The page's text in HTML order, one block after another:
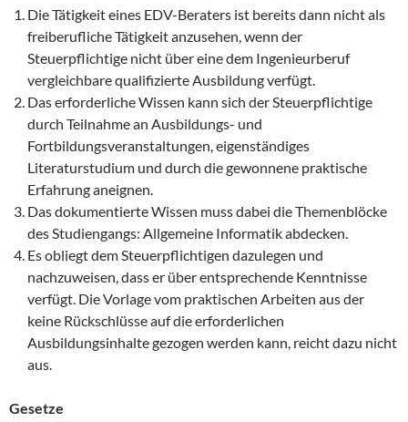
Die Tätigkeit eines EDV-Beraters ist bereits dann nicht als
freiberufliche Tätigkeit anzusehen, wenn der
Steuerpflichtige nicht über eine dem Ingenieurberuf
vergleichbare qualifizierte Ausbildung verfügt.
Das erforderliche Wissen kann sich der Steuerpflichtige
durch Teilnahme an Ausbildungs- und
Fortbildungsveranstaltungen, eigenständiges
Literaturstudium und durch die gewonnene praktische
Erfahrung aneignen.
Das dokumentierte Wissen muss dabei die Themenblöcke
des Studiengangs: Allgemeine Informatik abdecken.
Es obliegt dem Steuerpflichtigen dazulegen und
nachzuweisen, dass er über entsprechende Kenntnisse
verfügt. Die Vorlage vom praktischen Arbeiten aus der
keine Rückschlüsse auf die erforderlichen
Ausbildungsinhalte gezogen werden kann, reicht dazu nicht
aus.
Gesetze